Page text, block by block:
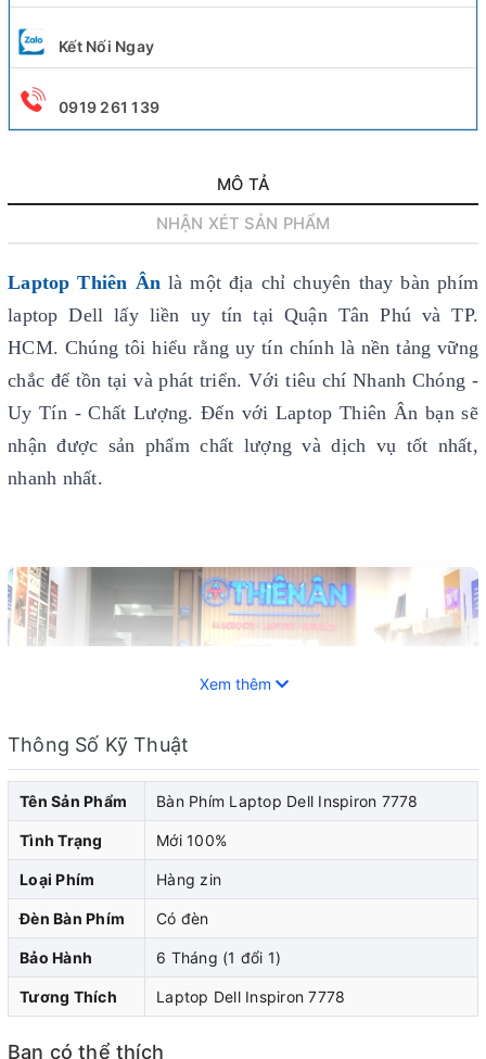
Kết Nối Ngay
0919 261 139
MÔ TẢ
NHẬN XÉT SẢN PHẨM
Laptop Thiên Ân là một địa chỉ chuyên thay bàn phím
laptop Dell lấy liền uy tín tại Quận Tân Phú và TP.
HCM. Chúng tôi hiểu rằng uy tín chính là nền tảng vững
chắc để tồn tại và phát triển. Với tiêu chí Nhanh Chóng -
Uy Tín - Chất Lượng. Đến với Laptop Thiên Ân bạn sẽ
nhận được sản phẩm chất lượng và dịch vụ tốt nhất,
nhanh nhất.
Laptop Dell đã trở thành một trong những thiết bị di
động phổ biến và không thể thiếu trong cuộc sống hiện
đại. Cũng như bất kỳ thiết bị điện tử nào khác, laptop
cũng không thể tránh khỏi những sự cố và hỏng
Xem thêm
Thông Số Kỹ Thuật
Tên Sản Phẩm Bàn Phím Laptop Dell Inspiron 7778
Tình Trạng Mới 100%
Loại Phím Hàng zin
Đèn Bàn Phím Có đèn
Bảo Hành 6 Tháng (1 đổi 1)
Tương Thích Laptop Dell Inspiron 7778
Bạn có thể thích